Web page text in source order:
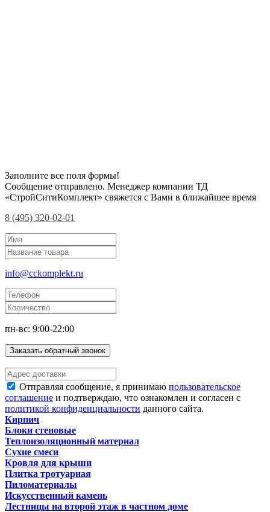
Заполните все поля формы!
Сообщение отправлено. Менеджер компании ТД
«СтройСитиКомплект» свяжется с Вами в ближайшее время
8 (495) 320-02-01
info@cckomplekt.ru
пн-вс: 9:00-22:00
Заказать обратный звонок
Отправляя сообщение, я принимаю пользовательское
соглашение и подтверждаю, что ознакомлен и согласен с
политикой конфиденциальности данного сайта.
Кирпич
Блоки стеновые
Теплоизоляционный материал
Сухие смеси
Кровля для крыши
Плитка тротуарная
Пиломатериалы
Искусственный камень
Лестницы на второй этаж в частном доме